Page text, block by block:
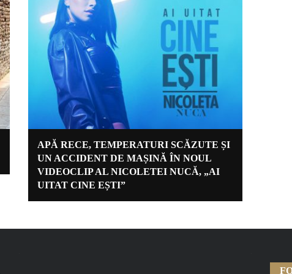
APĂ RECE, TEMPERATURI SCĂZUTE ȘI
UN ACCIDENT DE MAȘINĂ ÎN NOUL
VIDEOCLIP AL NICOLETEI NUCĂ, „AI
UITAT CINE EȘTI”